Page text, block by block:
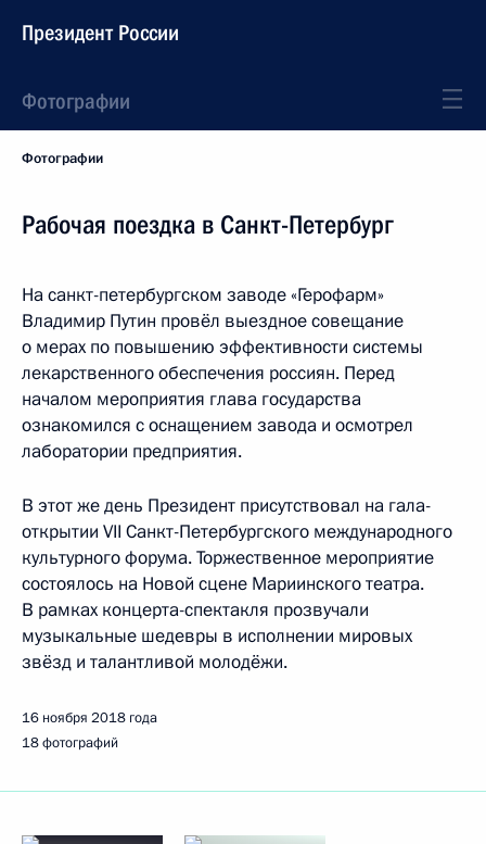
Президент России
Фотографии
Фотографии
Рабочая поездка в Санкт-Петербург
На санкт-петербургском заводе «Герофарм»
Владимир Путин провёл выездное совещание
о мерах по повышению эффективности системы
лекарственного обеспечения россиян. Перед
началом мероприятия глава государства
ознакомился с оснащением завода и осмотрел
лаборатории предприятия.
В этот же день Президент присутствовал на гала-
открытии VII Санкт-Петербургского международного
культурного форума. Торжественное мероприятие
состоялось на Новой сцене Мариинского театра.
В рамках концерта-спектакля прозвучали
музыкальные шедевры в исполнении мировых
звёзд и талантливой молодёжи.
16 ноября 2018 года
18 фотографий